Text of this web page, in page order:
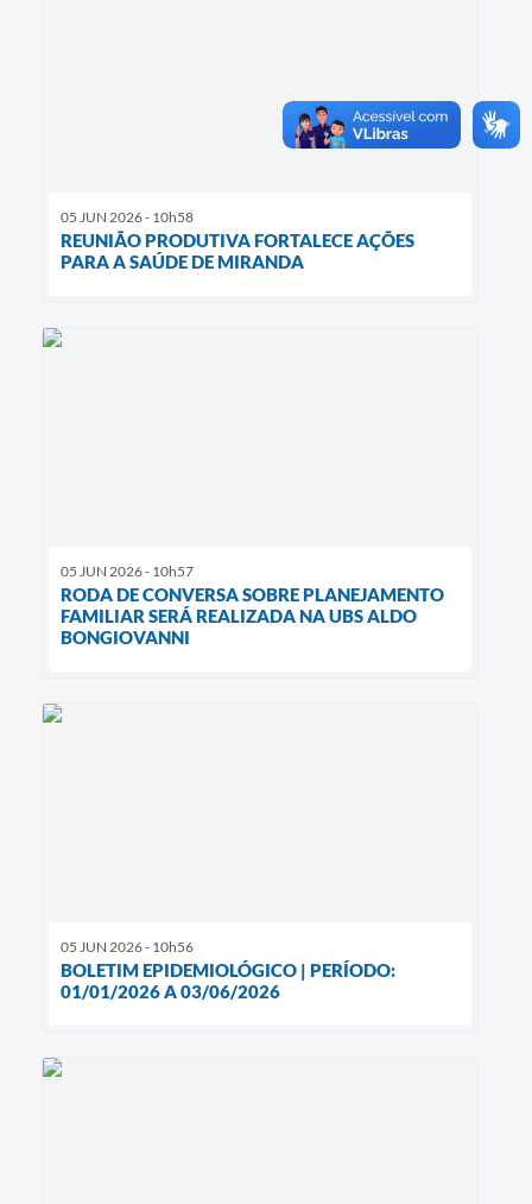
05 JUN 2026 - 10h58
REUNIÃO PRODUTIVA FORTALECE AÇÕES
PARA A SAÚDE DE MIRANDA
05 JUN 2026 - 10h57
RODA DE CONVERSA SOBRE PLANEJAMENTO
FAMILIAR SERÁ REALIZADA NA UBS ALDO
BONGIOVANNI
05 JUN 2026 - 10h56
BOLETIM EPIDEMIOLÓGICO | PERÍODO:
01/01/2026 A 03/06/2026